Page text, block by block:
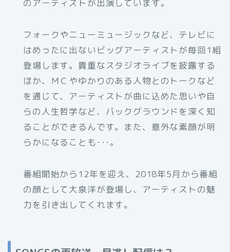
のアーティストが出演しています。
フォークやニューミュージックなど、テレビに
はめったに出ないビッグアーティストが毎回1組
登場します。貴重なスタジオライブを披露する
ほか、ＭＣやゆかりのある人物とのトークなど
を通じて、アーティストが曲に込めた思いや自
らの人生哲学など、バックグラウンドを深く知
ることができるんです。また、意外な素顔が明
らかになることも･･･。
番組開始から12年を迎え、2018年5月から番組
の顔として大泉洋が登場し、アーティストの魅
力を引き出してくれます。